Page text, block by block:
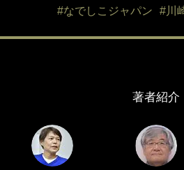
#なでしこジャパン
#川
著者紹介